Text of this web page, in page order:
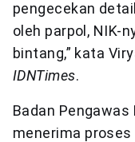
pengecekan
oleh parpol, NIK-
bintang,” kata
IDNTimes.
Badan
menerima proses